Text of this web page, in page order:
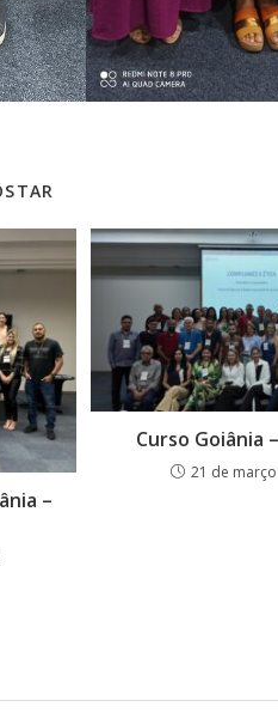
–
Curso Goiânia
21 de